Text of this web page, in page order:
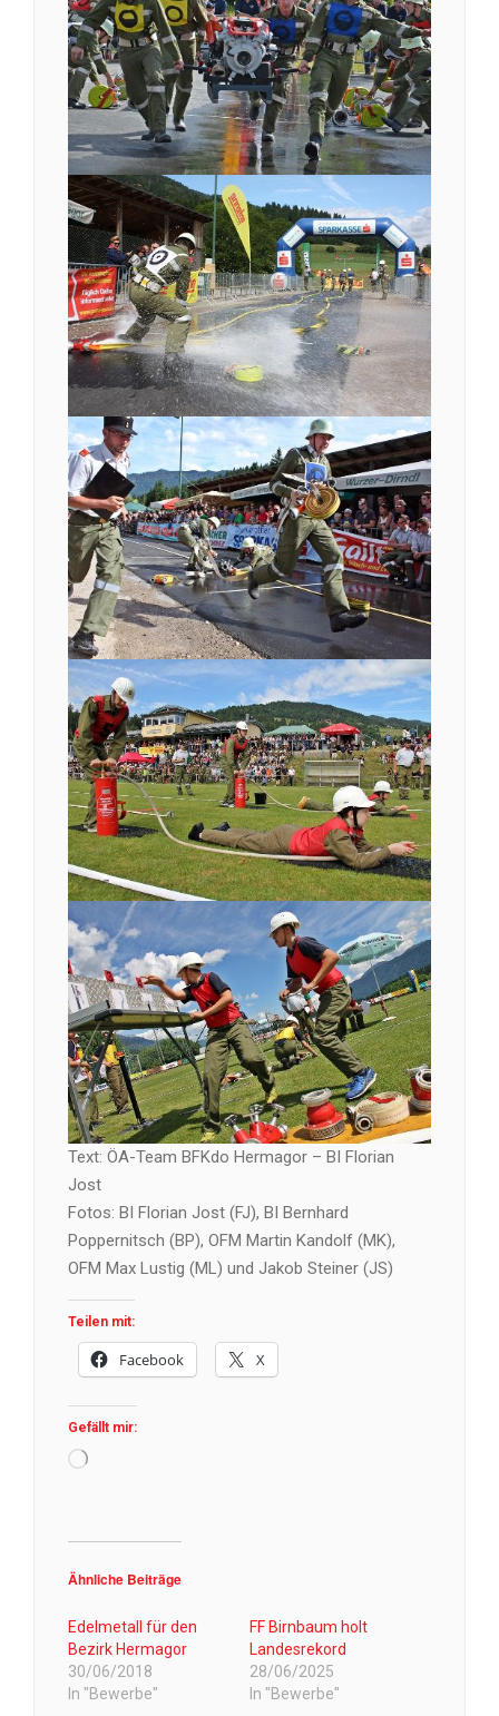
Text: ÖA-Team BFKdo Hermagor – BI Florian
Jost
Fotos: BI Florian Jost (FJ), BI Bernhard
Poppernitsch (BP), OFM Martin Kandolf (MK),
OFM Max Lustig (ML) und Jakob Steiner (JS)
Teilen mit:
Facebook X
Gefällt mir:
Wird
Ähnliche Beiträge
Edelmetall für den
Bezirk Hermagor
30/06/2018
In "Bewerbe"
FF Birnbaum holt
Landesrekord
28/06/2025
In "Bewerbe"